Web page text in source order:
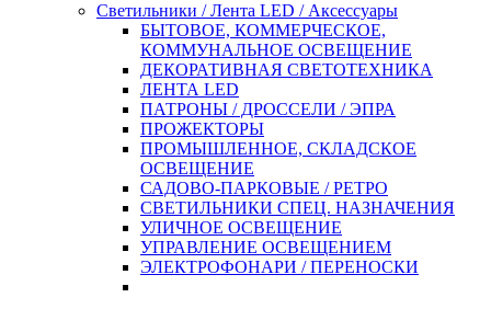
Светильники / Лента LED / Аксессуары
БЫТОВОЕ, КОММЕРЧЕСКОЕ,
КОММУНАЛЬНОЕ ОСВЕЩЕНИЕ
ДЕКОРАТИВНАЯ СВЕТОТЕХНИКА
ЛЕНТА LED
ПАТРОНЫ / ДРОССЕЛИ / ЭПРА
ПРОЖЕКТОРЫ
ПРОМЫШЛЕННОЕ, СКЛАДСКОЕ
ОСВЕЩЕНИЕ
САДОВО-ПАРКОВЫЕ / РЕТРО
СВЕТИЛЬНИКИ СПЕЦ. НАЗНАЧЕНИЯ
УЛИЧНОЕ ОСВЕЩЕНИЕ
УПРАВЛЕНИЕ ОСВЕЩЕНИЕМ
ЭЛЕКТРОФОНАРИ / ПЕРЕНОСКИ